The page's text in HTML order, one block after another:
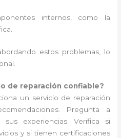
internos, como la
estos problemas, lo
de reparación confiable?
un servicio de reparación
Pregunta a
experiencias. Verifica si
y si tienen certificaciones